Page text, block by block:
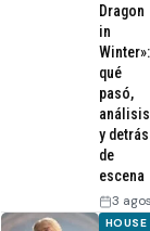
Dragon
in
Winter»:
qué
pasó,
análisis
y detrás
de
escena
3
HOUSE